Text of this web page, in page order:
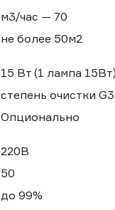
м3/час — 70
не более 50м2
15 Вт (1 лампа
степень очистки G3
Опционально
220В
50
до 99%